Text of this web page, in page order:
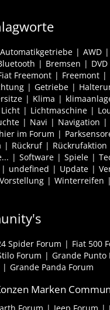
Automatikgetriebe AWD
Bremsen DVD
Freemont
Freemont
Getriebe
Klima
Licht Lichtmaschine
Navi
Navigation
im Forum
Rückruf Rückrufaktion
Software Spiele
undefined Update
Vorstellung Winterreifen
Spider Forum
Fiat 500
Forum
Grande Punto
Grande Panda Forum
Marken